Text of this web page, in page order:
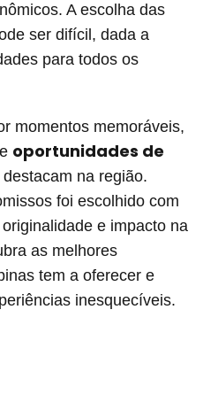
A escolha das
ser difícil, dada a
para todos os
momentos memoráveis,
oportunidades de
na região.
foi escolhido com
e impacto na
as melhores
tem a oferecer e
inesquecíveis.